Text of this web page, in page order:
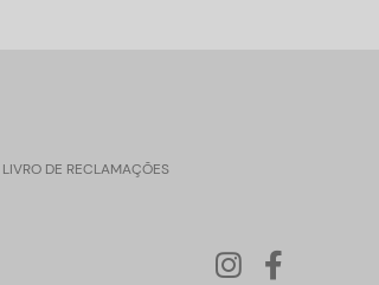
LIVRO DE RECLAMAÇÕES